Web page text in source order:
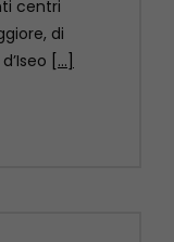
Capitale
Unesco-Uia
architetti)